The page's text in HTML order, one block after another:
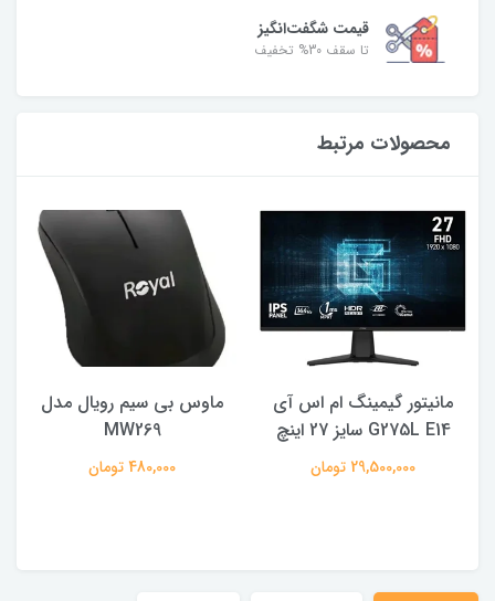
قیمت شگفت‌انگیز
تا سقف 30% تخفیف
محصولات مرتبط
مانیتور گیمینگ ام اس آی
G275L E14 سایز 27 اینچ
29,500,000 تومان
ماوس بی سیم رویال مدل
MW269
480,000 تومان